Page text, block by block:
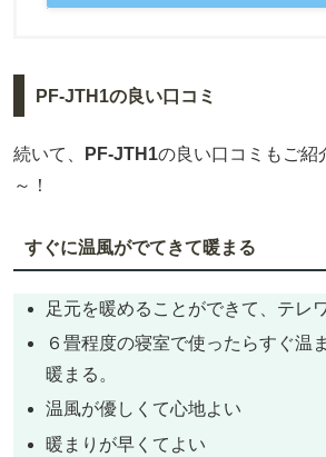
PF-JTH1の良い口コミ
続いて、 PF-JTH1の良い口コミもご紹
～！
すぐに温風がでてきて暖まる
足元を暖めることができて、テレ
６畳程度の寝室で使ったらすぐ温
暖まる。
温風が優しくて心地よい
暖まりが早くてよい